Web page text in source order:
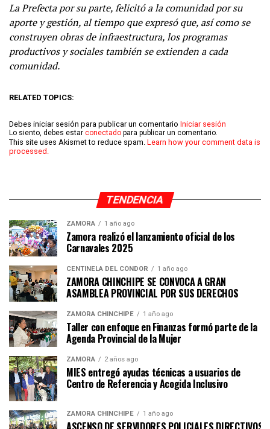
La Prefecta por su parte, felicitó a la comunidad por su
aporte y gestión, al tiempo que expresó que, así como se
construyen obras de infraestructura, los programas
productivos y sociales también se extienden a cada
comunidad.
RELATED TOPICS:
Debes iniciar sesión para publicar un comentario Iniciar sesión
Lo siento, debes estar conectado para publicar un comentario.
This site uses Akismet to reduce spam. Learn how your comment data is
processed.
TENDENCIA
ZAMORA 1 año ago
Zamora realizó el lanzamiento oficial de los
Carnavales 2025
CENTINELA DEL CÓNDOR 1 año ago
ZAMORA CHINCHIPE SE CONVOCA A GRAN
ASAMBLEA PROVINCIAL POR SUS DERECHOS
ZAMORA CHINCHIPE 1 año ago
Taller con enfoque en Finanzas formó parte de la
Agenda Provincial de la Mujer
ZAMORA 2 años ago
MIES entregó ayudas técnicas a usuarios de
Centro de Referencia y Acogida Inclusivo
ZAMORA CHINCHIPE 1 año ago